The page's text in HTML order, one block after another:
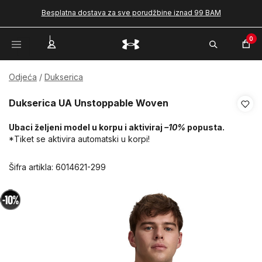
Besplatna dostava za sve porudžbine iznad 99 BAM
0
Odjeća Dukserica
Dukserica UA Unstoppable Woven
Ubaci željeni model u korpu i aktiviraj –10% popusta.
*Tiket se aktivira automatski u korpi!
Šifra artikla: 6014621-299